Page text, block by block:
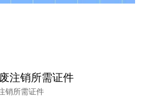
注销所需证件
销所需证件